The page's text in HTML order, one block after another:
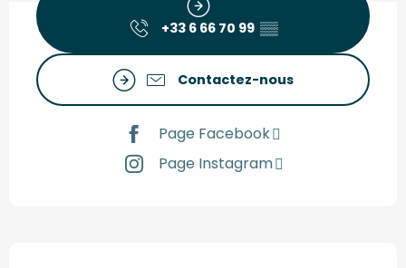
+33 6 66 70 99 ▒▒
Contactez-nous
Page Facebook
Page Instagram